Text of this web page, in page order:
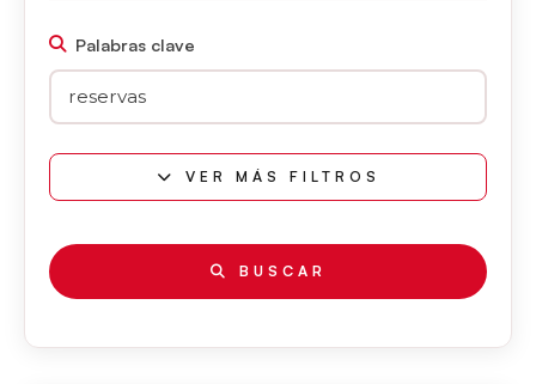
Palabras clave
VER MÁS FILTROS
BUSCAR